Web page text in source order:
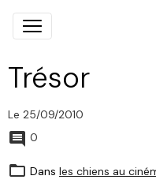
Trésor
Le 25/09/2010
0
Dans les chiens au